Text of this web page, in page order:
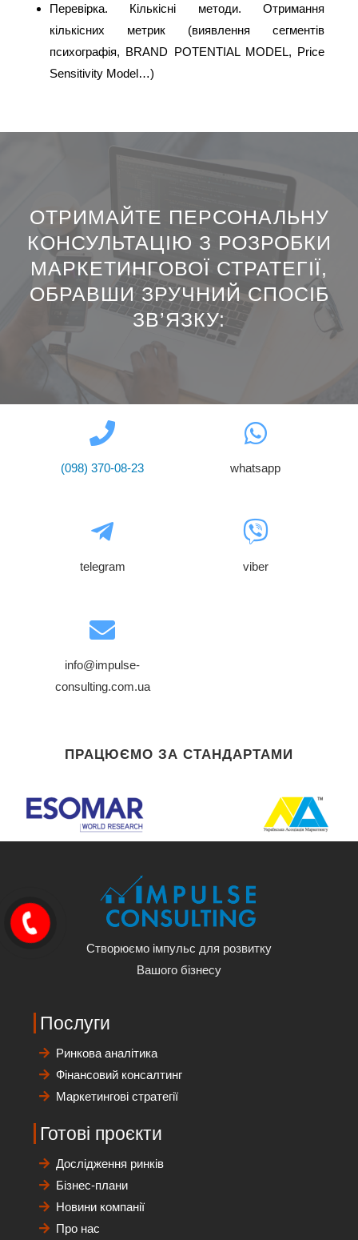
Перевірка. Кількісні методи. Отримання
кількісних метрик (виявлення сегментів
психографія, BRAND POTENTIAL MODEL, Price
Sensitivity Model…)
ОТРИМАЙТЕ ПЕРСОНАЛЬНУ
КОНСУЛЬТАЦІЮ З РОЗРОБКИ
МАРКЕТИНГОВОЇ СТРАТЕГІЇ,
ОБРАВШИ ЗРУЧНИЙ СПОСІБ
ЗВ’ЯЗКУ:
(098) 370-08-23 whatsapp
telegram viber
info@impulse-
consulting.com.ua
ПРАЦЮЄМО ЗА СТАНДАРТАМИ
Створюємо імпульс для розвитку
Вашого бізнесу
Послуги
Ринкова аналітика
Фінансовий консалтинг
Маркетингові стратегії
Готові проєкти
Дослідження ринків
Бізнес-плани
Новини компанії
Про нас